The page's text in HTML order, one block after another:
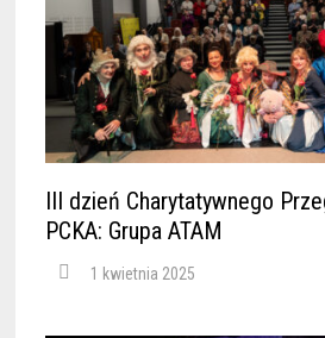
III dzień Charytatywnego
PCKA: Grupa ATAM
1 kwietnia 2025